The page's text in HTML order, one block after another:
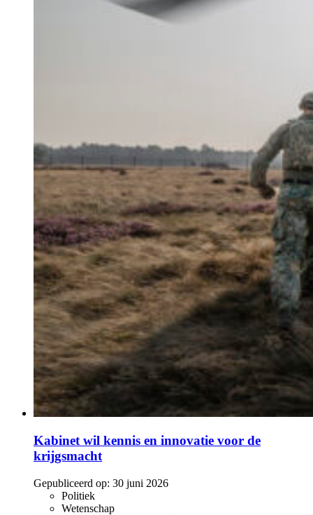
Kabinet wil kennis en innovatie voor de
krijgsmacht
Gepubliceerd op: 30 juni 2026
Politiek
Wetenschap